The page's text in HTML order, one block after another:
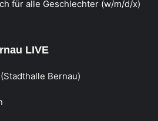
für alle Geschlechter (w/m/d/x)
LIVE
Bernau)